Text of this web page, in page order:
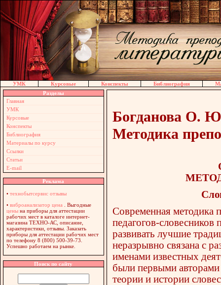
УМК Курсовые Конспекты Библиография
Разделы
Главная
УМК
Курсовые
Конспекты
Библиография
Материалы по курсу
Ссылки
Статьи
E-mail
Реклама
• технобытсервис отзывы
• виброанализатор цена . Выгодные
цены на приборы для аттестации
рабочих мест в каталоге интернет-
магазина ТЕХНО-АС, описание,
характеристики, отзывы. Заказать
приборы для аттестации рабочих мест
по телефону 8 (800) 500-39-73.
Успешно работаем на рынке.
Поиск по сайту
Богданова О.
Методика
Современная методика
педагогов-
развивать лучшие
неразрывно связана с
именами известных
были первыми
теории и истории